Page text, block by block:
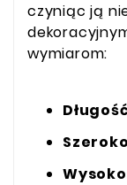
czyniąc ją
wymiarom: